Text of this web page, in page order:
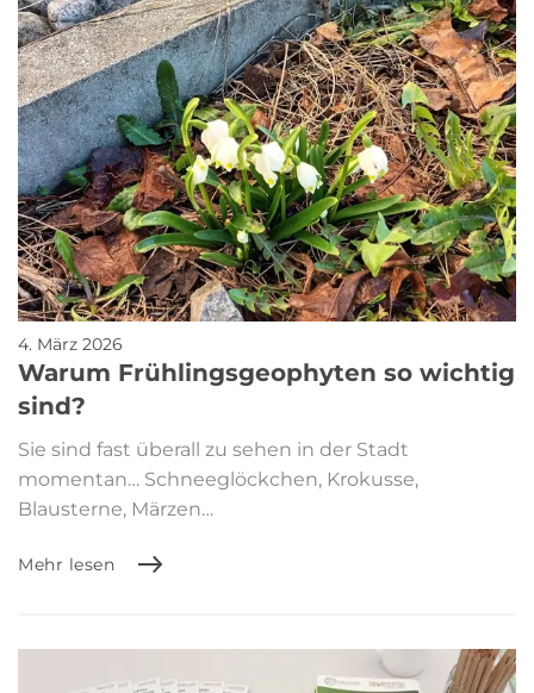
4. März 2026
Warum Frühlingsgeophyten so wichtig
sind?
Sie sind fast überall zu sehen in der Stadt
momentan… Schneeglöckchen, Krokusse,
Blausterne, Märzen…
Mehr lesen